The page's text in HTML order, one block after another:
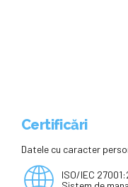
Certificări
Datele cu caracter
ISO/IEC